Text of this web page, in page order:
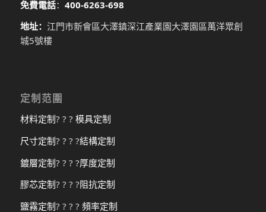
免費電話： 400-6263-698
地址： 江門市新會區大澤鎮深江產業園大澤園區萬洋眾創
城5號樓
定制范圍
材料定制? ? ? 模具定制
尺寸定制? ? ? ?結構定制
鍍層定制? ? ? ?厚度定制
膠芯定制? ? ? ?阻抗定制
鹽霧定制? ? ? ? 頻率定制